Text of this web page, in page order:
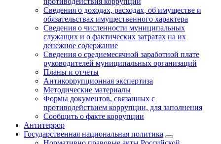
Сведения о доходах, расходах, об имуществе и
обязательствах имущественного характера
Сведения о численности муниципальных
служащих и о фактических затратах на их
денежное содержание
Сведения о среднемесячной заработной плате
руководителей муниципальных организаций
Планы и отчеты
Антикоррупционная экспертиза
Методические материалы
Формы документов, связанных с
противодействием коррупции, для заполнения
Сообщить о факте коррупции
Антитеррор
Государственная национальная политика